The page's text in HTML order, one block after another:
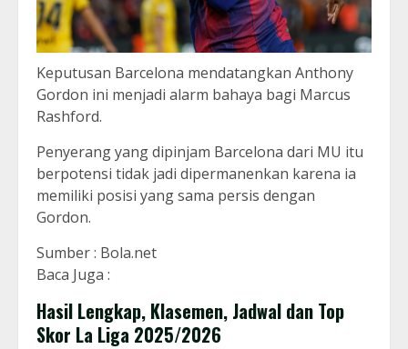
Keputusan Barcelona mendatangkan Anthony
Gordon ini menjadi alarm bahaya bagi Marcus
Rashford.
Penyerang yang dipinjam Barcelona dari MU itu
berpotensi tidak jadi dipermanenkan karena ia
memiliki posisi yang sama persis dengan
Gordon.
Sumber : Bola.net
Baca Juga :
Hasil Lengkap, Klasemen, Jadwal dan Top
Skor La Liga 2025/2026